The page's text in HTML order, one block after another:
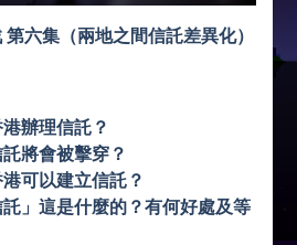
六集（兩地之間信託差異化）
辦理信託？
將會被擊穿？
可以建立信託？
」這是什麼的？有何好處及等